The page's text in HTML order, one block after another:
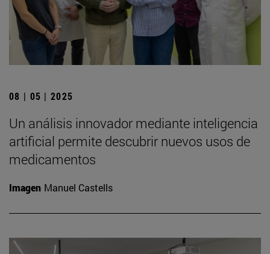
08 | 05 | 2025
Un análisis innovador mediante inteligencia
artificial permite descubrir nuevos usos de
medicamentos
Imagen Manuel Castells